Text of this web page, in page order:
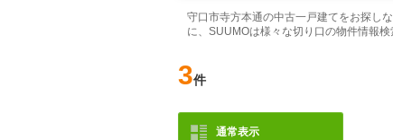
守口市寺方本通の中古一戸建てをお探し
に、SUUMOは様々な切り口の物件情報
3件
通常表示